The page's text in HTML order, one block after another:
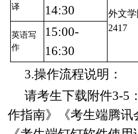
译
14:30
外文
2417
英语写
作
15:00-
16:30
3.操作流程说明：
请考生下载附件3-5
作指南》《考生端腾讯